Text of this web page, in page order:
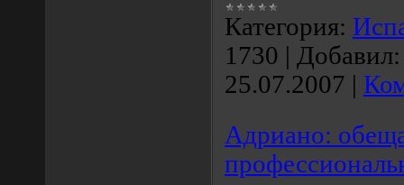
Категория:
1730 | Добавил:
25.07.2007 |
Адриано: